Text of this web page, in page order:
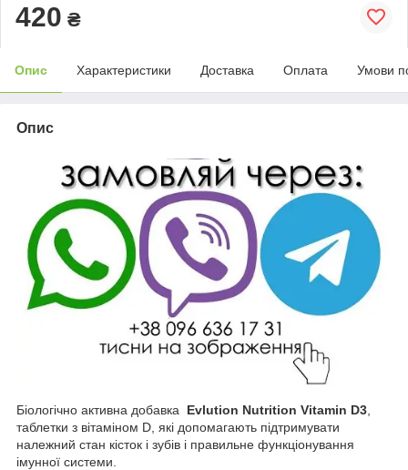
420 ₴
Опис Характеристики Доставка Оплата Умови
Опис
Біологічно активна добавка Evlution Nutrition Vitamin D3
таблетки з вітаміном D, які допомагають підтримувати
належний стан кісток і зубів і правильне функціонування
імунної системи.